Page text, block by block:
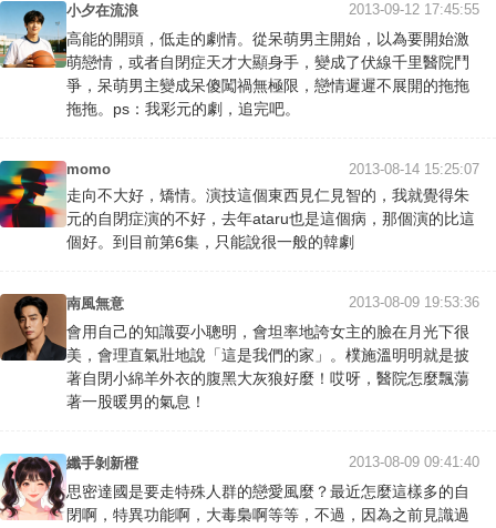
小夕在流浪 2013-09-12 17:45:55
高能的開頭，低走的劇情。從呆萌男主開始，以為要開始激
萌戀情，或者自閉症天才大顯身手，變成了伏線千里醫院鬥
爭，呆萌男主變成呆傻闖禍無極限，戀情遲遲不展開的拖拖
拖拖。ps：我彩元的劇，追完吧。
momo 2013-08-14 15:25:07
走向不大好，矯情。演技這個東西見仁見智的，我就覺得朱
元的自閉症演的不好，去年ataru也是這個病，那個演的比這
個好。到目前第6集，只能說很一般的韓劇
南風無意 2013-08-09 19:53:36
會用自己的知識耍小聰明，會坦率地誇女主的臉在月光下很
美，會理直氣壯地說「這是我們的家」。樸施溫明明就是披
著自閉小綿羊外衣的腹黑大灰狼好麼！哎呀，醫院怎麼飄蕩
著一股暖男的氣息！
纖手剝新橙 2013-08-09 09:41:40
思密達國是要走特殊人群的戀愛風麼？最近怎麼這樣多的自
閉啊，特異功能啊，大毒梟啊等等，不過，因為之前見識過